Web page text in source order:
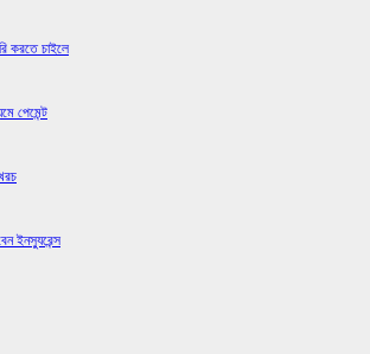
করতে চাইলে
পেমেন্ট
ইনস্যুরেন্স